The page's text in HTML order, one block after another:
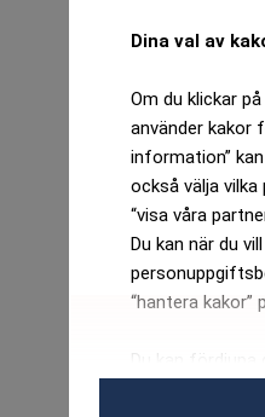
Dina val av
Om du klickar
använder kakor
information”
också välja
“visa våra
Du kan när du
“hantera kakor”